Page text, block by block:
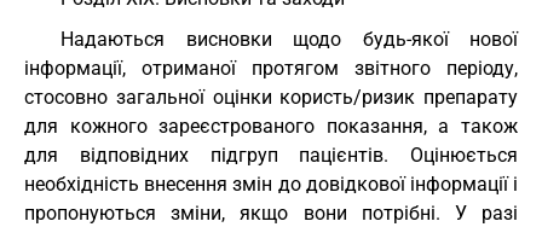
Надаються висновки щодо будь-якої нової
інформації, отриманої протягом звітного періоду,
стосовно загальної оцінки користь/ризик препарату
для кожного зареєстрованого показання, а також
для відповідних підгруп пацієнтів. Оцінюється
необхідність внесення змін до довідкової інформації і
пропонуються зміни, якщо вони потрібні. У разі